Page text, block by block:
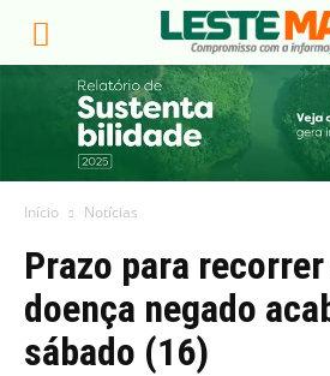
Início Notícias
Prazo para
doença negado
sábado (16)